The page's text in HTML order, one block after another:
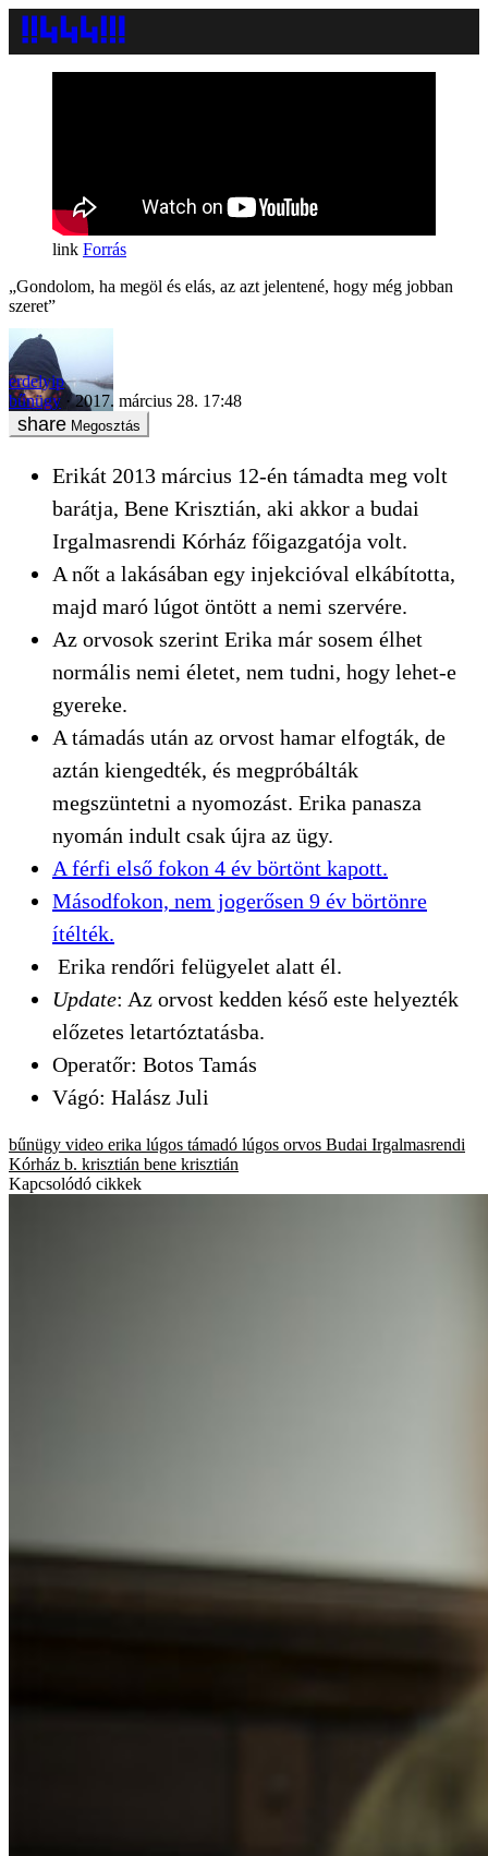
Forrás
„Gondolom, ha megöl és elás, az azt jelentené, hogy még jobban
szeret”
erdelyip
bűnügy
2017. március 28. 17:48
Megosztás
Erikát 2013 március 12-én támadta meg volt
barátja, Bene Krisztián, aki akkor a budai
Irgalmasrendi Kórház főigazgatója volt.
A nőt a lakásában egy injekcióval elkábította,
majd maró lúgot öntött a nemi szervére.
Az orvosok szerint Erika már sosem élhet
normális nemi életet, nem tudni, hogy lehet-e
gyereke.
A támadás után az orvost hamar elfogták, de
aztán kiengedték, és megpróbálták
megszüntetni a nyomozást. Erika panasza
nyomán indult csak újra az ügy.
A férfi első fokon 4 év börtönt kapott.
Másodfokon, nem jogerősen 9 év börtönre
ítélték.
Erika rendőri felügyelet alatt él.
Update: Az orvost kedden késő este helyezték
előzetes letartóztatásba.
Operatőr: Botos Tamás
Vágó: Halász Juli
bűnügy video erika lúgos támadó lúgos orvos Budai Irgalmasrendi
Kórház b. krisztián bene krisztián
Kapcsolódó cikkek